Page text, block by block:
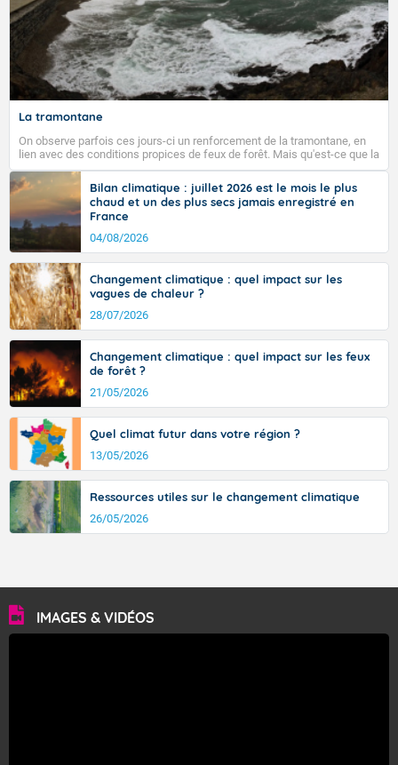
Fermer
La tramontane
On observe parfois ces jours-ci un renforcement de la tramontane, en
lien avec des conditions propices de feux de forêt. Mais qu'est-ce que la
tramontane ? Quelles sont ses caractéristiques ? La tramontane est un
vent turbulent soufflant de secteur nord-ouest à nord, ou ouest à nord-
ouest, dans un secteur qui part du Roussillon à la vallée de l’Aude et à
l’ouest de l’Hérault. L’étymologie de ce vent vient du latin trasmontanus,
signifiant au-delà des monts, en allusion aux régions montagneuses
d’où provient ce vent.
Bilan climatique : juillet 2026 est le mois le plus
chaud et un des plus secs jamais enregistré en
France
04/08/2026
Changement climatique : quel impact sur les
vagues de chaleur ?
28/07/2026
Changement climatique : quel impact sur les feux
de forêt ?
21/05/2026
Quel climat futur dans votre région ?
13/05/2026
Ressources utiles sur le changement climatique
26/05/2026
IMAGES & VIDÉOS